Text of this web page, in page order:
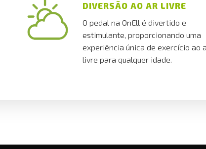
DIVERSÃO AO AR LIVRE
O pedal na OnEll é divertido e
estimulante, proporcionando uma
experiência única de exercício ao
livre para qualquer idade.